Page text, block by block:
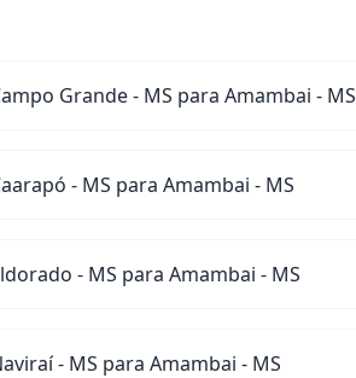
Grande - MS para Amambai - MS
- MS para Amambai - MS
- MS para Amambai - MS
- MS para Amambai - MS